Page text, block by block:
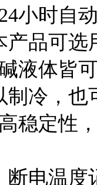
小时自
产品可
液体皆
制冷，
稳定性
断电温